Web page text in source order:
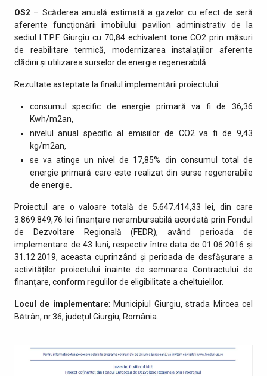
OS2 – Scăderea anuală estimată a gazelor cu efect de seră
aferente funcționării imobilului pavilion administrativ de la
sediul I.T.P.F. Giurgiu cu 70,84 echivalent tone CO2 prin măsuri
de reabilitare termică, modernizarea instalațiilor aferente
clădirii și utilizarea surselor de energie regenerabilă.
Rezultate asteptate la finalul implementării proiectului:
consumul specific de energie primară va fi de 36,36
Kwh/m2an,
nivelul anual specific al emisiilor de CO2 va fi de 9,43
kg/m2an,
se va atinge un nivel de 17,85% din consumul total de
energie primară care este realizat din surse regenerabile
de energie.
Proiectul are o valoare totală de 5.647.414,33 lei, din care
3.869.849,76 lei finanțare nerambursabilă acordată prin Fondul
de Dezvoltare Regională (FEDR), având perioada de
implementare de 43 luni, respectiv între data de 01.06.2016 și
31.12.2019, aceasta cuprinzând și perioada de desfășurare a
activităților proiectului înainte de semnarea Contractului de
finanțare, conform regulilor de eligibilitate a cheltuielilor.
Locul de implementare: Municipiul Giurgiu, strada Mircea cel
Bătrân, nr.36, județul Giurgiu, România.